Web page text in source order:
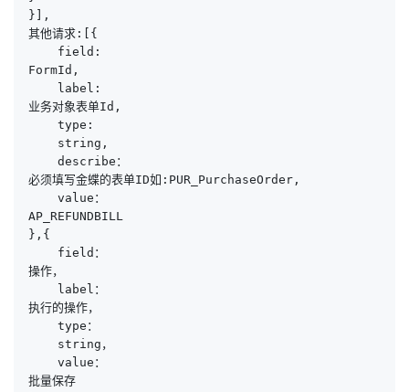
}],
其他请求:[{
    field:
FormId,
    label:
业务对象表单Id,
    type:
    string,
    describe：
必须填写金蝶的表单ID如:PUR_PurchaseOrder,
    value：
AP_REFUNDBILL
},{
    field：
操作，
    label：
执行的操作，
    type：
    string，
    value：
批量保存